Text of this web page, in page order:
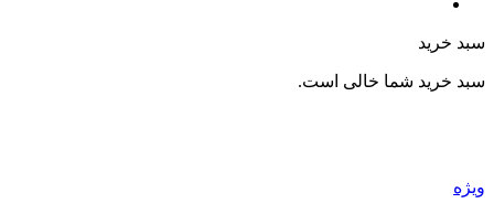
سبد خرید
سبد خرید شما خالی است.
ویژه